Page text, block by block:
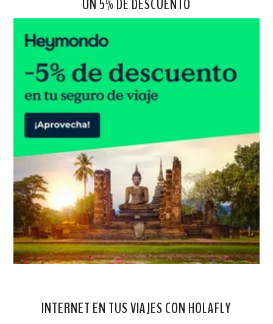
UN 5% DE DESCUENTO
INTERNET EN TUS VIAJES CON HOLAFLY